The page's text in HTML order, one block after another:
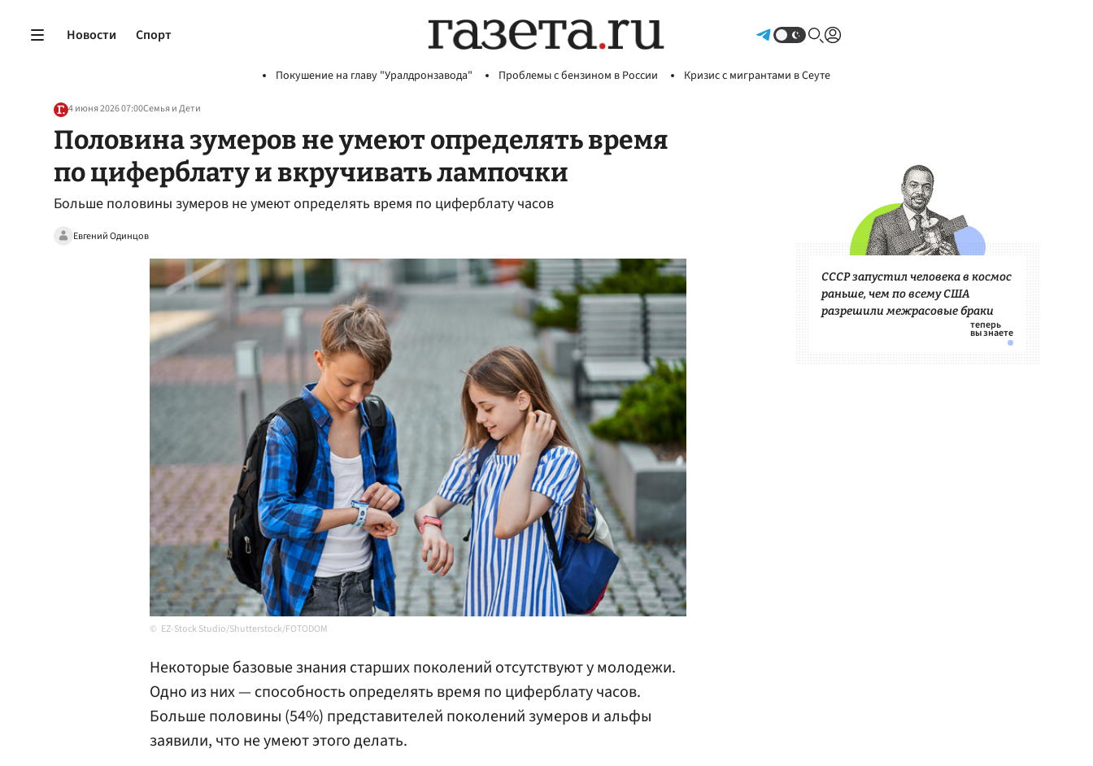
Новости Спорт
Покушение на главу "Уралдронзавода" Проблемы с бензином в России Кризис с мигрантами в Сеуте
4 июня 2026 07:00Семья и Дети
Половина зумеров не умеют определять время
по циферблату и вкручивать лампочки
Больше половины зумеров не умеют определять время по циферблату часов
Евгений Одинцов
EZ-Stock Studio/Shutterstock/FOTODOM
Некоторые базовые знания старших поколений отсутствуют у молодежи.
Одно из них — способность определять время по циферблату часов.
Больше половины (54%) представителей поколений зумеров и альфы
заявили, что не умеют этого делать.
СССР запустил человека в космос
раньше, чем по всему США
разрешили межрасовые браки